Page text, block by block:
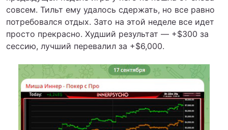
совсем. Тильт ему удалось сдержать, но все равно
потребовался отдых. Зато на этой неделе все идет
просто прекрасно. Худший результат — +$300 за
сессию, лучший перевалил за +$6,000.